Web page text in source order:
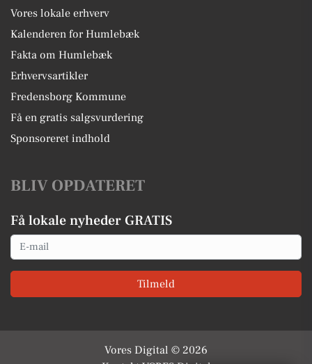
Vores lokale erhverv
Kalenderen for Humlebæk
Fakta om Humlebæk
Erhvervsartikler
Fredensborg Kommune
Få en gratis salgsvurdering
Sponsoreret indhold
BLIV OPDATERET
Få lokale nyheder GRATIS
Email
Tilmeld
Vores Digital © 2026